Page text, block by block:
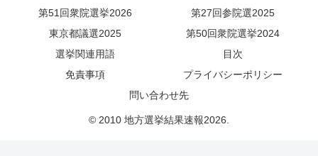
第51回衆院選挙2026
第27回参院選2025
東京都議選2025
第50回衆院選挙2024
選挙関連用語
目次
免責事項
プライバシーポリシー
問い合わせ先
© 2010 地方選挙結果速報2026.